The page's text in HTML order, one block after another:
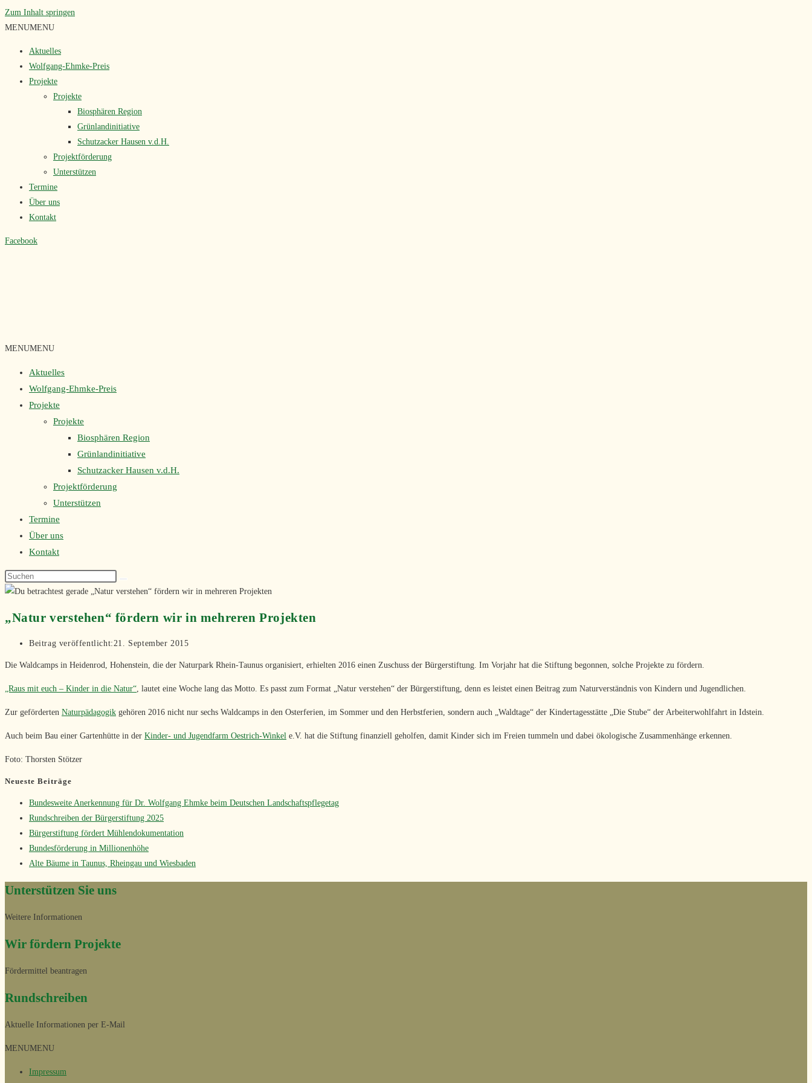
Zum Inhalt springen
MENUMENU
Aktuelles
Wolfgang-Ehmke-Preis
Projekte
Projekte
Biosphären Region
Grünlandinitiative
Schutzacker Hausen v.d.H.
Projektförderung
Unterstützen
Termine
Über uns
Kontakt
Facebook
MENUMENU
Aktuelles
Wolfgang-Ehmke-Preis
Projekte
Projekte
Biosphären Region
Grünlandinitiative
Schutzacker Hausen v.d.H.
Projektförderung
Unterstützen
Termine
Über uns
Kontakt
„Natur verstehen“ fördern wir in mehreren Projekten
Beitrag veröffentlicht: 21. September 2015
Die Waldcamps in Heidenrod, Hohenstein, die der Naturpark Rhein-Taunus organisiert, erhielten 2016 einen Zuschuss der Bürgerstiftung. Im Vorjahr hat die Stiftung begonnen, solche Projekte zu fördern.
„Raus mit euch – Kinder in die Natur“ , lautet eine Woche lang das Motto. Es passt zum Format „Natur verstehen“ der Bürgerstiftung, denn es leistet einen Beitrag zum Naturverständnis von Kindern und Jugendlichen.
Zur geförderten Naturpädagogik gehören 2016 nicht nur sechs Waldcamps in den Osterferien, im Sommer und den Herbstferien, sondern auch „Waldtage“ der Kindertagesstätte „Die Stube“ der Arbeiterwohlfahrt in Idstein.
Auch beim Bau einer Gartenhütte in der Kinder- und Jugendfarm Oestrich-Winkel e.V. hat die Stiftung finanziell geholfen, damit Kinder sich im Freien tummeln und dabei ökologische Zusammenhänge erkennen.
Foto: Thorsten Stötzer
Neueste Beiträge
Bundesweite Anerkennung für Dr. Wolfgang Ehmke beim Deutschen Landschaftspflegetag
Rundschreiben der Bürgerstiftung 2025
Bürgerstiftung fördert Mühlendokumentation
Bundesförderung in Millionenhöhe
Alte Bäume in Taunus, Rheingau und Wiesbaden
Unterstützen Sie uns
Weitere Informationen
Wir fördern Projekte
Fördermittel beantragen
Rundschreiben
Aktuelle Informationen per E-Mail
MENUMENU
Impressum